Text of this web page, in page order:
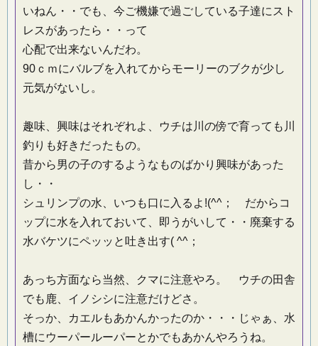
いねん・・でも、今ご機嫌で過ごしている子達にスト
レスがあったら・・って
心配で出来ないんだわ。
90ｃｍにバルブを入れてからモーリーのブクが少し
元気がないし。
趣味、興味はそれぞれよ、ウチは川の傍で育っても川
釣りも好きだったもの。
昔から男の子のするようなものばかり興味があった
し・・
シュリンプの水、いつも口に入るよ!(^^； だからコ
ップに水を入れておいて、即うがいして・・廃棄する
水バケツにペッッと吐き出す( ^^；
あっち方面なら当然、クマに注意やろ。 ウチの田舎
でも鹿、イノシシに注意だけどさ。
そっか、カエルもあかんかったのか・・・じゃぁ、水
槽にウーパールーパーとかでもあかんやろうね。